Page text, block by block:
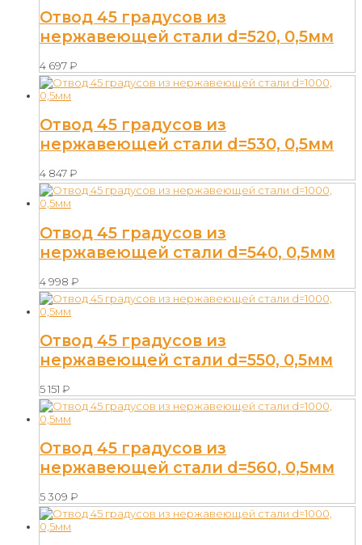
Отвод 45 градусов из
нержавеющей стали d=520, 0,5мм
4 697₽
Отвод 45 градусов из
нержавеющей стали d=530, 0,5мм
4 847₽
Отвод 45 градусов из
нержавеющей стали d=540, 0,5мм
4 998 ₽
Отвод 45 градусов из
нержавеющей стали d=550, 0,5мм
5 151 ₽
Отвод 45 градусов из
нержавеющей стали d=560, 0,5мм
5 309 ₽